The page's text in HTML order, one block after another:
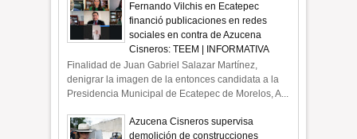
Fernando Vilchis en Ecatepec
financió publicaciones en redes
sociales en contra de Azucena
Cisneros: TEEM | INFORMATIVA
Finalidad de Juan Gabriel Salazar Martínez,
denigrar la imagen de la entonces candidata a la
Presidencia Municipal de Ecatepec de Morelos, A...
Azucena Cisneros supervisa
demolición de construcciones